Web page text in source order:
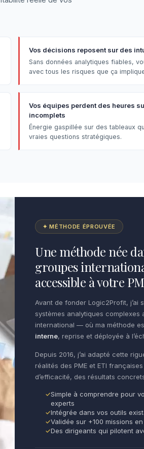
Vos décisions reposent sur des
Sans données analytiques fiables,
avec tous les risques que ça
Vos équipes perdent des heures
incomplets
Énergie gaspillée sur des tableaux
vraies questions stratégiques.
✦ MÉTHODE ÉPROUVÉE
Une méthode née
groupes
accessible à votre
Avant de fonder Logic2Profit, j’ai
systèmes analytiques complexes
international — où ma méthode
interne, reprise et déployée à
Depuis 2016, j’ai adapté cette
réalités des PME et ETI
d’efficacité, des résultats
Simple à comprendre pour
experts
Intégrée dans vos outils
Validée sur +100 missions
Des dirigeants qui pilotent